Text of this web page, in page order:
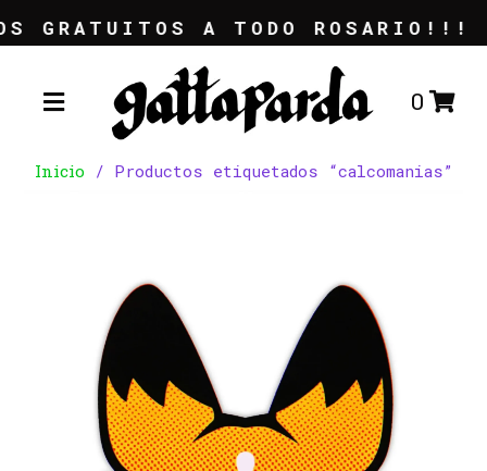
GRATUITOS A TODO ROSARIO!!!
0
Inicio / Productos etiquetados “calcomanias”